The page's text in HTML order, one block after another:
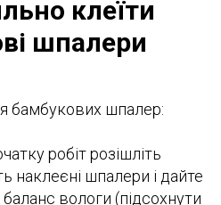
клеїти
шпалери
бамбукових шпалер:
робіт розішліть
наклеєні шпалери і дайте
вологи (підсохнути